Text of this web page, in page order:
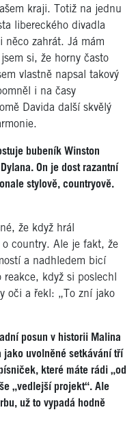
kraji. Totiž na jednu
libereckého divadla
něco zahrát. Já mám
si, že horny často
vlastně napsal takový
i na časy
Davida další skvělý
bubeník Winston
On je dost razantní
stylově, countryově.
že když hrál
country. Ale je fakt, že
a nadhledem bicí
když si poslechl
oči a řekl: „To zní jako
posun v historii Malina
jako uvolněné setkávání tří
které máte rádi „od
„vedlejší projekt“. Ale
už to vypadá hodně